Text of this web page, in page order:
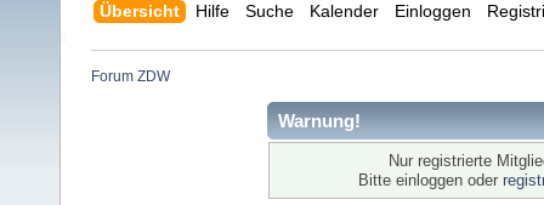
Übersicht Hilfe Suche Kalender Einloggen
Forum ZDW
Warnung!
Nur registrierte
Bitte einloggen oder